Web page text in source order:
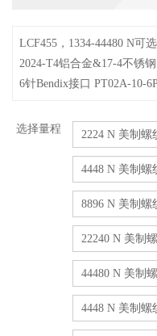
LCF455，1334-44480 N可
2024-T4铝合金&17-4不锈
6针Bendix接口 PT02A-10-6P
选择量程 2224 N 美制螺
4448 N 美制螺
8896 N 美制螺
22240 N 美制
44480 N 美制
4448 N 美制螺